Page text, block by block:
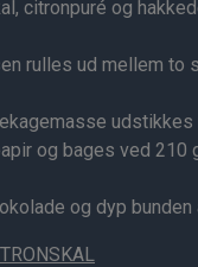
citronpuré og
rulles ud mellem
og bages ved 210
og dyp bunden